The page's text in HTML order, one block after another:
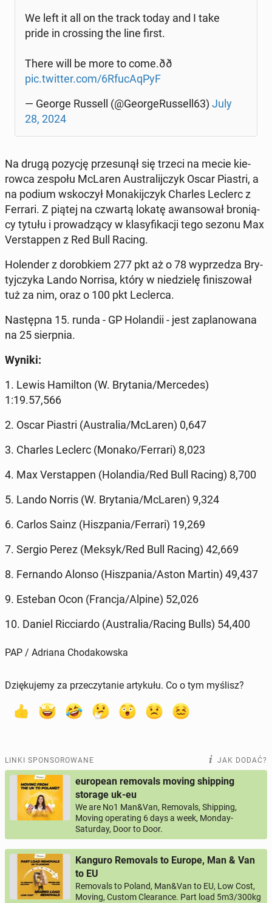
We left it all on the track today and I take
pride in cros­sing the line first.
There will be more to come.ðð
pic.twitter.com/6Rfu­cA­qPyF
— George Russell (@Geo­r­ge­Rus­sell63) July
28, 2024
Na drugą pozycję prze­su­nął się trzeci na mecie kie­
row­ca zespołu McLaren Au­stra­lij­czyk Oscar Piastri, a
na podium wsko­czył Mo­na­kij­czyk Charles Leclerc z
Ferrari. Z piątej na czwartą lokatę awan­so­wał bro­nią­
cy tytułu i pro­wa­dzą­cy w kla­sy­fi­ka­cji tego sezonu Max
Ver­stap­pen z Red Bull Racing.
Ho­len­der z do­rob­kiem 277 pkt aż o 78 wy­prze­dza Bry­
tyj­czy­ka Lando Norrisa, który w nie­dzie­lę fi­ni­szo­wał
tuż za nim, oraz o 100 pkt Lec­ler­ca.
Na­stęp­na 15. runda - GP Ho­lan­dii - jest za­pla­no­wa­na
na 25 sierp­nia.
Wyniki:
1. Lewis Ha­mil­ton (W. Bry­ta­nia/Mer­ce­des)
1:19.57,566
2. Oscar Piastri (Au­stra­lia/McLaren) 0,647
3. Charles Leclerc (Monako/Ferrari) 8,023
4. Max Ver­stap­pen (Ho­lan­dia/Red Bull Racing) 8,700
5. Lando Norris (W. Bry­ta­nia/McLaren) 9,324
6. Carlos Sainz (Hisz­pa­nia/Ferrari) 19,269
7. Sergio Perez (Meksyk/Red Bull Racing) 42,669
8. Fer­nan­do Alonso (Hisz­pa­nia/Aston Martin) 49,437
9. Esteban Ocon (Francja/Alpine) 52,026
10. Daniel Ric­ciar­do (Au­stra­lia/Racing Bulls) 54,400
PAP / Adriana Chodakowska
Dziękujemy za przeczytanie artykułu. Co o tym myślisz?
LINKI SPONSOROWANE JAK DODAĆ?
european removals moving shipping
storage uk-eu
We are No1 Man&Van, Removals, Shipping,
Moving operating 6 days a week, Monday-
Saturday, Door to Door.
Kanguro Removals to Europe, Man & Van
to EU
Removals to Poland, Man&Van to EU, Low Cost,
Moving, Custom Clearance. Part load 5m3/300kg